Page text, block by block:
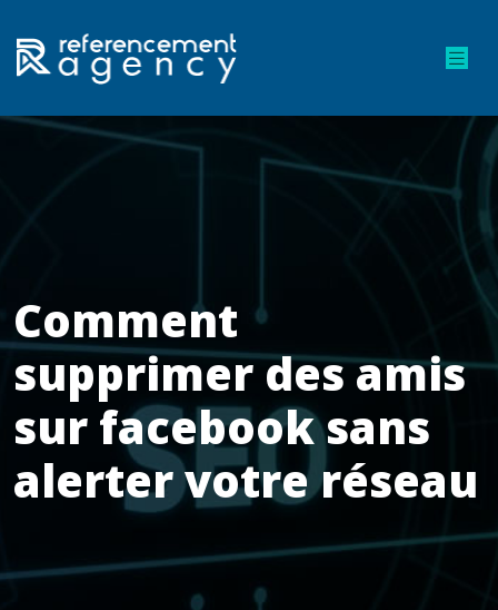
Comment
supprimer des amis
sur facebook sans
alerter votre réseau